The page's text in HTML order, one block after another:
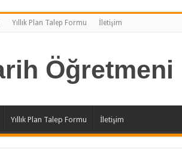
Yıllık Plan Talep Formu İletişim
Yıllık Plan Talep Formu İletişim